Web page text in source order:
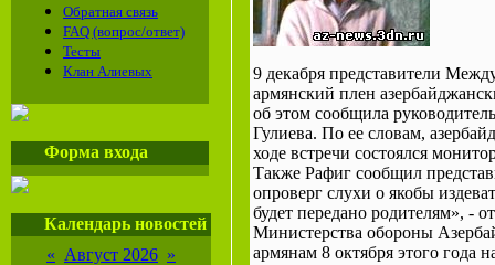
Обратная связь
FAQ (вопрос/ответ)
Тесты
Клан Алиевых
Форма входа
Календарь новостей
« Август 2026 »
9 декабря представители
армянский плен
об этом сообщила
Гулиева. По ее словам,
ходе встречи состоялся
Также Рафиг сообщил
опроверг слухи о якобы
будет передано родителям», -
Министерства обороны
армянам 8 октября этого года